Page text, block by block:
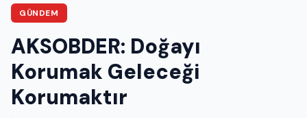
GÜNDEM
AKSOBDER: Doğayı
Korumak Geleceği
Korumaktır